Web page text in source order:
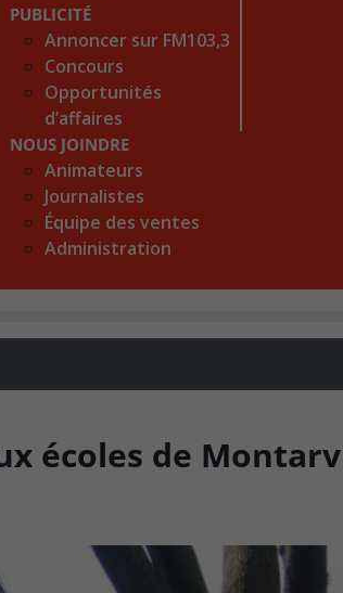
PUBLICITÉ
Annoncer sur FM103,3
Concours
Opportunités
d’affaires
NOUS JOINDRE
Animateurs
Journalistes
Équipe des ventes
Administration
écoles de